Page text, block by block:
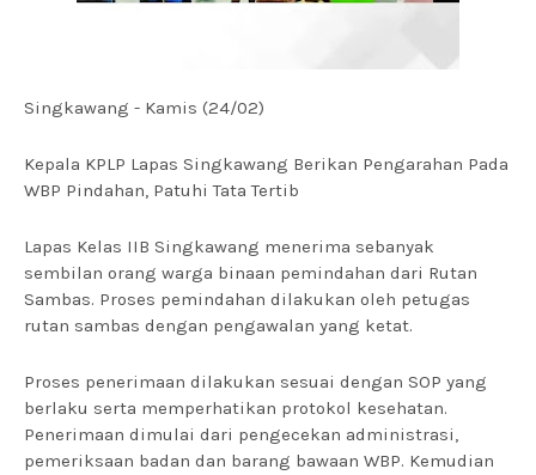
Singkawang - Kamis (24/02)
Kepala KPLP Lapas Singkawang Berikan Pengarahan Pada
WBP Pindahan, Patuhi Tata Tertib
Lapas Kelas IIB Singkawang menerima sebanyak
sembilan orang warga binaan pemindahan dari Rutan
Sambas. Proses pemindahan dilakukan oleh petugas
rutan sambas dengan pengawalan yang ketat.
Proses penerimaan dilakukan sesuai dengan SOP yang
berlaku serta memperhatikan protokol kesehatan.
Penerimaan dimulai dari pengecekan administrasi,
pemeriksaan badan dan barang bawaan WBP. Kemudian